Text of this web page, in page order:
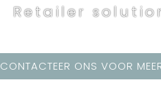
Retailer
CONTACTEER ONS VOOR